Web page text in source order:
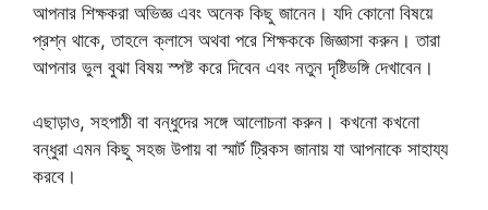
আপনার শিক্ষকরা অভিজ্ঞ এবং অনেক কিছু জানেন। যদি কোনো বিষয়ে
প্রশ্ন থাকে, তাহলে ক্লাসে অথবা পরে শিক্ষককে জিজ্ঞাসা করুন। তারা
আপনার ভুল বুঝা বিষয় স্পষ্ট করে দিবেন এবং নতুন দৃষ্টিভঙ্গি দেখাবেন।
এছাড়াও, সহপাঠী বা বন্ধুদের সঙ্গে আলোচনা করুন। কখনো কখনো
বন্ধুরা এমন কিছু সহজ উপায় বা স্মার্ট ট্রিকস জানায় যা আপনাকে সাহায্য
করবে।